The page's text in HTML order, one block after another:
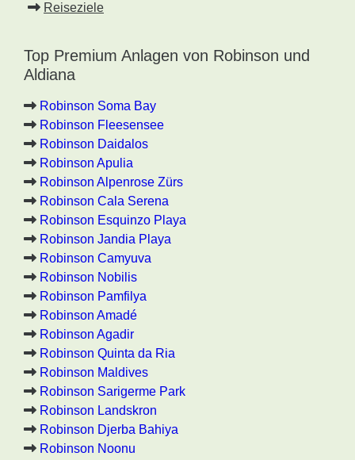
Reiseziele
Top Premium Anlagen von Robinson und
Aldiana
Robinson Soma Bay
Robinson Fleesensee
Robinson Daidalos
Robinson Apulia
Robinson Alpenrose Zürs
Robinson Cala Serena
Robinson Esquinzo Playa
Robinson Jandia Playa
Robinson Camyuva
Robinson Nobilis
Robinson Pamfilya
Robinson Amadé
Robinson Agadir
Robinson Quinta da Ria
Robinson Maldives
Robinson Sarigerme Park
Robinson Landskron
Robinson Djerba Bahiya
Robinson Noonu